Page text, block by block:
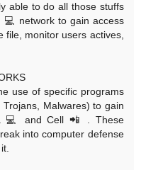
able to do all those stuffs
network to gain access
file, monitor users actives,
use of specific programs
Malwares) to gain
💻 and Cell 📲 . These
into computer defense